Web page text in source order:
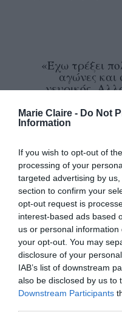
Marie Claire - Do Not
Information
If you wish to opt-out of
processing of your
targeted advertising by
section to confirm your
opt-out request is
interest-based ads based
us or personal
your opt-out. You may
disclosure of your
IAB’s list of downstream
also be disclosed by us to
Downstream Participants
«Έχω τρέξει
αγώνες και
νευρικός.
Obama,
τραγουδιού-
τα χέρια μου
εμετό στο
Ενώ το πλήθος
ναραπάρει το
Grammy(Best Rap
Performance) το 2004: «
επιφανειακά δείχνω
βόμβες, συνεχίζω